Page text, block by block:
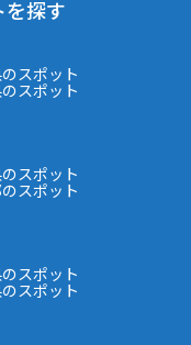
探す
スポット
スポット
スポット
スポット
スポット
スポット